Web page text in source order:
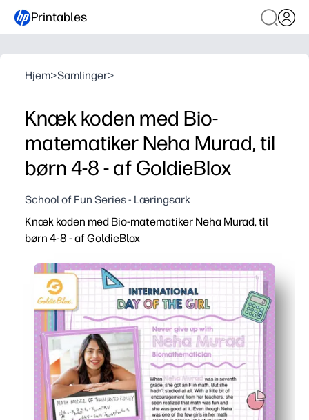
Printables
Hjem>Samlinger>
Knæk koden med Bio-
matematiker Neha Murad, til
børn 4-8 - af GoldieBlox
School of Fun Series - Læringsark
Knæk koden med Bio-matematiker Neha Murad, til
børn 4-8 - af GoldieBlox
Du får en print-and-go STEM-aktivitet - ingen
Børn øver tidlige kodningsevner som mønstre,
Perfekt til klasseværelser eller hjem - bruges til
Opbygger selvtillid og nysgerrighed, når børn